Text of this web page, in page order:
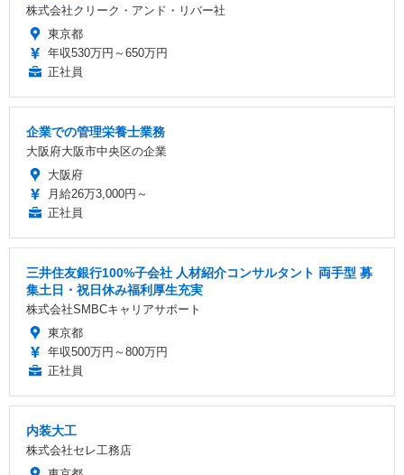
株式会社クリーク・アンド・リバー社
東京都
年収530万円～650万円
正社員
企業での管理栄養士業務
大阪府大阪市中央区の企業
大阪府
月給26万3,000円～
正社員
三井住友銀行100%子会社 人材紹介コンサルタント 両手型 募
集土日・祝日休み福利厚生充実
株式会社SMBCキャリアサポート
東京都
年収500万円～800万円
正社員
内装大工
株式会社セレ工務店